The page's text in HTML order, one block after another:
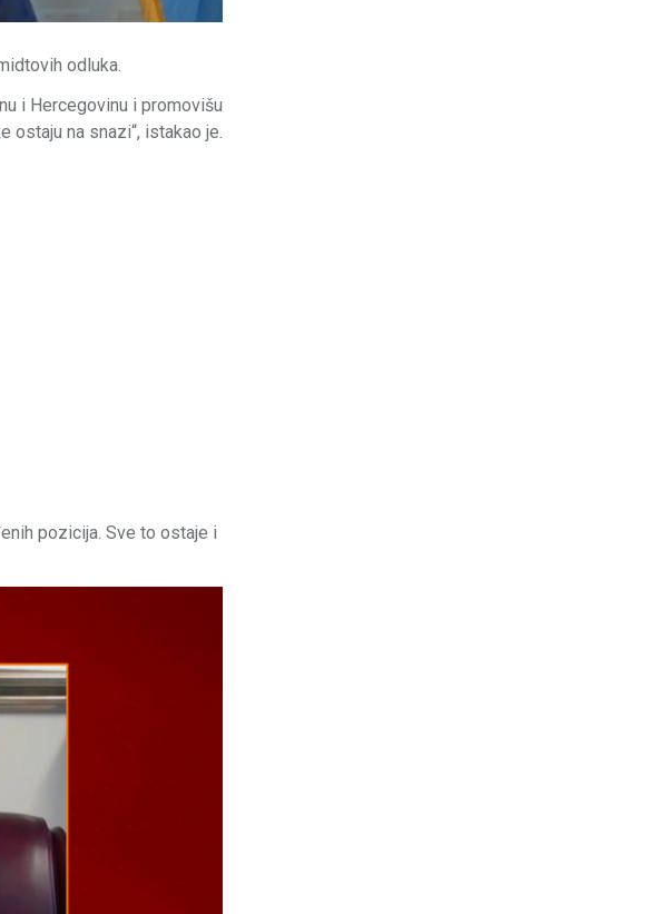
odluka.
i Hercegovinu i promovišu
na snazi“, istakao je.
pozicija. Sve to ostaje i